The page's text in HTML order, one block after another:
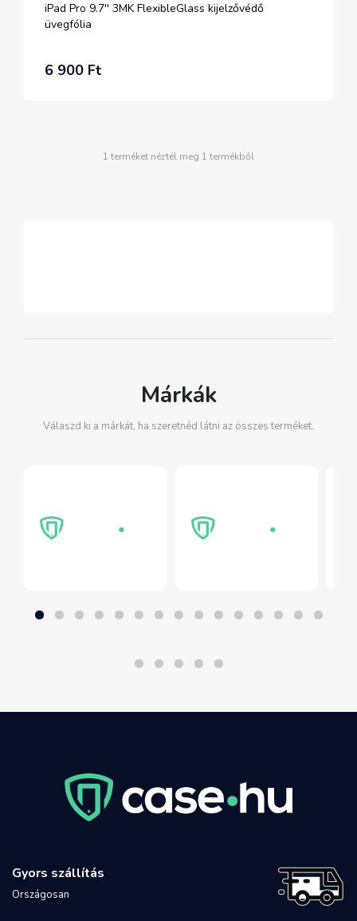
iPad Pro 9.7'' 3MK FlexibleGlass kijelzővédő
üvegfólia
6 900 Ft
1 terméket néztél meg 1 termékből
Márkák
Válaszd ki a márkát, ha szeretnéd látni az összes terméket.
Gyors szállítás
Országosan